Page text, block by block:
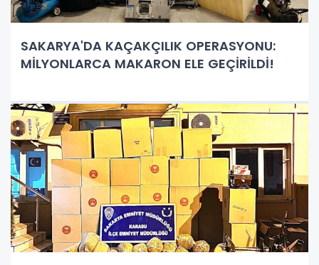
SAKARYA'DA KAÇAKÇILIK OPERASYONU:
MİLYONLARCA MAKARON ELE GEÇİRİLDİ!